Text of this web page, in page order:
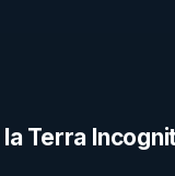
Terra